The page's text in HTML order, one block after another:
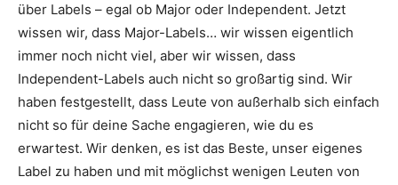
über Labels – egal ob Major oder Independent. Jetzt
wissen wir, dass Major-Labels… wir wissen eigentlich
immer noch nicht viel, aber wir wissen, dass
Independent-Labels auch nicht so großartig sind. Wir
haben festgestellt, dass Leute von außerhalb sich einfach
nicht so für deine Sache engagieren, wie du es
erwartest. Wir denken, es ist das Beste, unser eigenes
Label zu haben und mit möglichst wenigen Leuten von